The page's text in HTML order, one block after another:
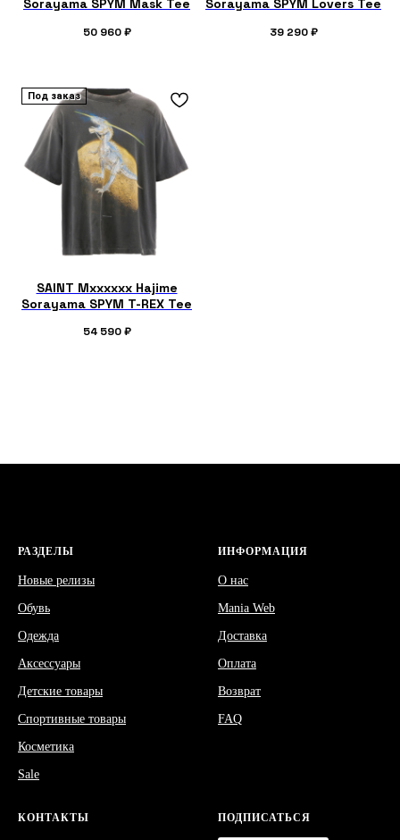
Sorayama SPYM Mask Tee
50 960 ₽
Sorayama SPYM Lovers Tee
39 290 ₽
Под заказ
SAINT Mxxxxxx Hajime
Sorayama SPYM T-REX Tee
54 590 ₽
РАЗДЕЛЫ
Новые релизы
Обувь
Одежда
Аксессуары
Детские товары
Спортивные товары
Косметика
Sale
ИНФОРМАЦИЯ
О нас
Mania Web
Доставка
Оплата
Возврат
FAQ
КОНТАКТЫ ПОДПИСАТЬСЯ